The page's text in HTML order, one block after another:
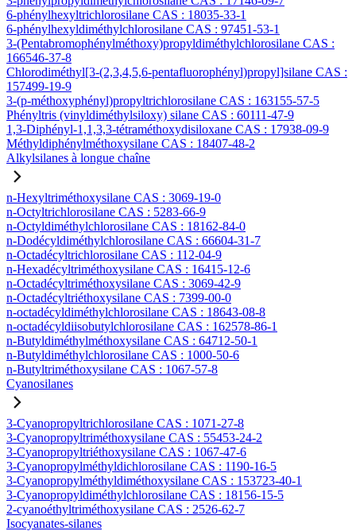
6-phénylhexyltrichlorosilane CAS : 18035-33-1
6-phénylhexyldiméthylchlorosilane CAS : 97451-53-1
3-(Pentabromophénylméthoxy)propyldiméthylchlorosilane CAS :
166546-37-8
Chlorodiméthyl[3-(2,3,4,5,6-pentafluorophényl)propyl]silane CAS :
157499-19-9
3-(p-méthoxyphényl)propyltrichlorosilane CAS : 163155-57-5
Phényltris (vinyldiméthylsiloxy) silane CAS : 60111-47-9
1,3-Diphényl-1,1,3,3-tétraméthoxydisiloxane CAS : 17938-09-9
Méthyldiphénylméthoxysilane CAS : 18407-48-2
Alkylsilanes à longue chaîne
n-Hexyltriméthoxysilane CAS : 3069-19-0
n-Octyltrichlorosilane CAS : 5283-66-9
n-Octyldiméthylchlorosilane CAS : 18162-84-0
n-Dodécyldiméthylchlorosilane CAS : 66604-31-7
n-Octadécyltrichlorosilane CAS : 112-04-9
n-Hexadécyltriméthoxysilane CAS : 16415-12-6
n-Octadécyltriméthoxysilane CAS : 3069-42-9
n-Octadécyltriéthoxysilane CAS : 7399-00-0
n-octadécyldiméthylchlorosilane CAS : 18643-08-8
n-octadécyldiisobutylchlorosilane CAS : 162578-86-1
n-Butyldiméthylméthoxysilane CAS : 64712-50-1
n-Butyldiméthylchlorosilane CAS : 1000-50-6
n-Butyltriméthoxysilane CAS : 1067-57-8
Cyanosilanes
3-Cyanopropyltrichlorosilane CAS : 1071-27-8
3-Cyanopropyltriméthoxysilane CAS : 55453-24-2
3-Cyanopropyltriéthoxysilane CAS : 1067-47-6
3-Cyanopropylméthyldichlorosilane CAS : 1190-16-5
3-Cyanopropylméthyldiméthoxysilane CAS : 153723-40-1
3-Cyanopropyldiméthylchlorosilane CAS : 18156-15-5
2-cyanoéthyltriméthoxysilane CAS : 2526-62-7
Isocyanates-silanes